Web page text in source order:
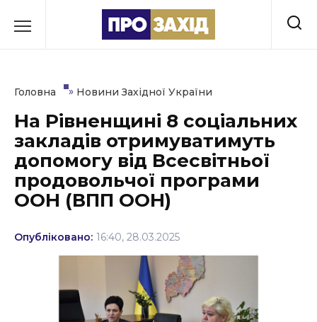
до
Культура
Освіта
Події
Політика
Головна » Новини Західної України
На Рівненщині 8 соціальних
закладів отримуватимуть
допомогу від Всесвітньої
продовольчої програми
ООН (ВПП ООН)
Опубліковано: 16:40, 28.03.2025